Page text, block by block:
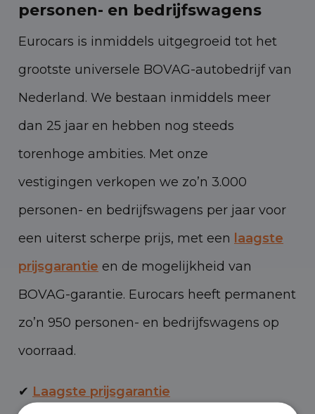
personen- en bedrijfswagens
Eurocars is inmiddels uitgegroeid tot het
grootste universele BOVAG-autobedrijf van
Nederland. We bestaan inmiddels meer
dan 25 jaar en hebben nog steeds
torenhoge ambities. Met onze
vestigingen verkopen we zo’n 3.000
personen- en bedrijfswagens per jaar voor
een uiterst scherpe prijs, met een laagste
prijsgarantie en de mogelijkheid van
BOVAG-garantie. Eurocars heeft permanent
zo’n 950 personen- en bedrijfswagens op
voorraad.
✔ Laagste prijsgarantie